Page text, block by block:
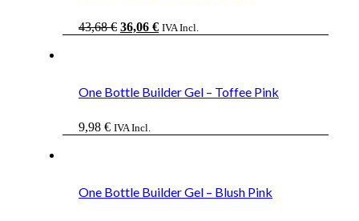
43,68€ El
36,06 €ElIVA Incl.
One Bottle Builder Gel – Toffee Pink
9,98 € IVA Incl.
One Bottle Builder Gel – Blush Pink